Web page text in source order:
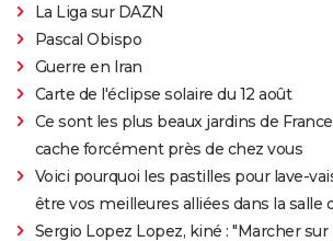
La Liga sur DAZN
Pascal Obispo
Guerre en Iran
Carte de l'éclipse solaire du 12 août
Ce sont les plus beaux jardins de
cache forcément près de chez vous
Voici pourquoi les pastilles pour lave-
être vos meilleures alliées dans la salle
Sergio Lopez Lopez, kiné : "Marcher sur